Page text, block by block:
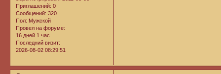
Приглашений: 0
Сообщений: 320
Пол: Мужской
Провел на форуме:
16 дней 1 час
Последний визит:
2026-08-02 08:29:51